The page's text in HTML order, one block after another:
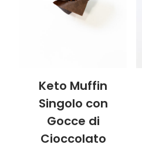
Keto Muffin
Singolo con
Gocce di
Cioccolato